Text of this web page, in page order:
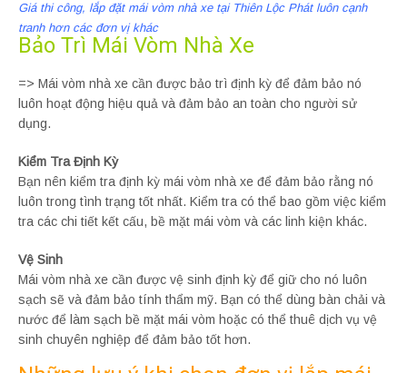
Giá thi công, lắp đặt mái vòm nhà xe tại Thiên Lộc Phát luôn cạnh
tranh hơn các đơn vị khác
Bảo Trì Mái Vòm Nhà Xe
=> Mái vòm nhà xe cần được bảo trì định kỳ để đảm bảo nó
luôn hoạt động hiệu quả và đảm bảo an toàn cho người sử
dụng.
Kiểm Tra Định Kỳ
Bạn nên kiểm tra định kỳ mái vòm nhà xe để đảm bảo rằng nó
luôn trong tình trạng tốt nhất. Kiểm tra có thể bao gồm việc kiểm
tra các chi tiết kết cấu, bề mặt mái vòm và các linh kiện khác.
Vệ Sinh
Mái vòm nhà xe cần được vệ sinh định kỳ để giữ cho nó luôn
sạch sẽ và đảm bảo tính thẩm mỹ. Bạn có thể dùng bàn chải và
nước để làm sạch bề mặt mái vòm hoặc có thể thuê dịch vụ vệ
sinh chuyên nghiệp để đảm bảo tốt hơn.